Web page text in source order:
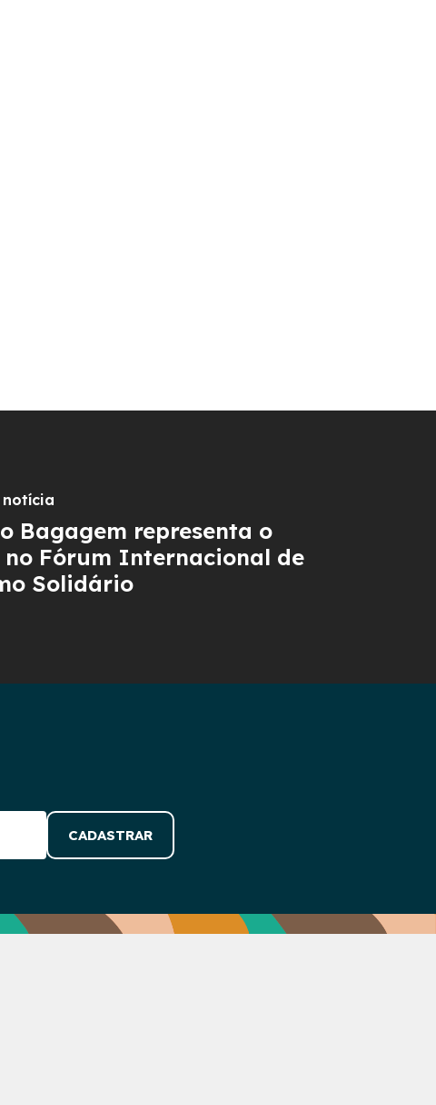
notícia
Bagagem representa o
no Fórum Internacional de
Solidário